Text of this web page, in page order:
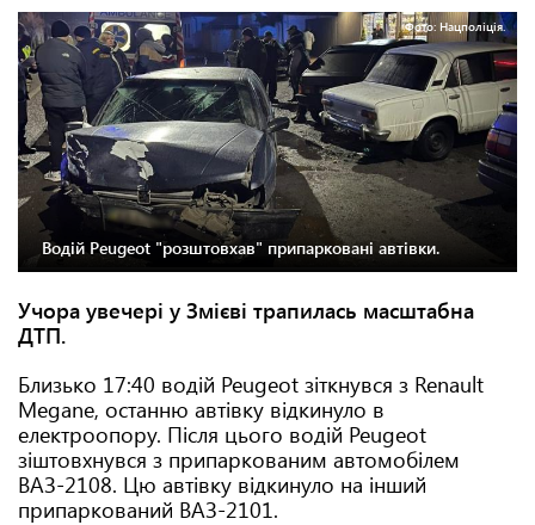
Фото: Нацполіція.
Водій Peugeot "розштовхав" припарковані автівки.
Учора увечері у Змієві трапилась масштабна
ДТП.
Близько 17:40 водій Peugeot зіткнувся з Renault
Megane, останню автівку відкинуло в
електроопору. Після цього водій Peugeot
зіштовхнувся з припаркованим автомобілем
ВАЗ-2108. Цю автівку відкинуло на інший
припаркований ВАЗ-2101.